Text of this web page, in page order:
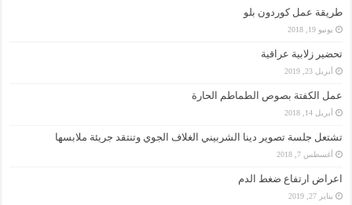
طريقة عمل كوردون بلو
يونيو 19, 2018
تحضير زلابية عراقية
أبريل 23, 2019
عمل الكفتة بصوص الطماطم الحارة
أبريل 14, 2018
تشتعل جلسة تصوير دينا الشربيني الغلاف الجوي وتنتقد جريئة ملابسها
أغسطس 7, 2018
اعراض ارتفاع ضغط الدم
يناير 27, 2019